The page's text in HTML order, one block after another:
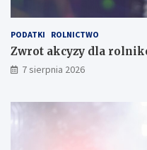
a
d
y
!
PODATKI ROLNICTWO
Zwrot akcyzy dla
7 sierpnia 2026